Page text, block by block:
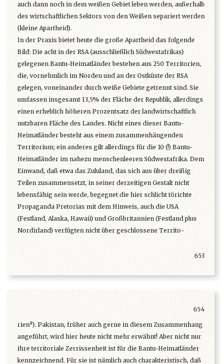
auch dann noch in dem weißen Gebiet leben werden, außerhalb
des wirtschaftlichen Sektors von den Weißen separiert werden
(kleine Apartheid).
In der Praxis bietet heute die große Apartheid das folgende
Bild: Die acht in der RSA (ausschließlich Südwestafrikas)
gelegenen Bantu-Heimatländer bestehen aus 250 Territorien,
die, vornehmlich im Norden und an der Ostküste der RSA
gelegen, voneinander durch weiße Gebiete getrennt sind. Sie
umfassen insgesamt 13,5% der Fläche der Republik, allerdings
einen erheblich höheren Prozentsatz der landwirtschaftlich
nutzbaren Fläche des Landes. Nicht eines dieser Bantu-
Heimatländer besteht aus einem zusammenhängenden
Territorium; ein anderes gilt allerdings für die 10 (!) Bantu-
Heimatländer im nahezu menschenleeren Südwestafrika. Dem
Einwand, daß etwa das Zululand, das sich aus über dreißig
Teilen zusammensetzt, in seiner derzeitigen Gestalt nicht
lebensfähig sein werde, begegnet die hier schlicht törichte
Propaganda Pretorias mit dem Hinweis, auch die USA
(Festland, Alaska, Hawaii) und Großbritannien (Festland plus
Nordirland) verfügten nicht über geschlossene Territo-
653
654
rien8). Pakistan, früher auch gerne in diesem Zusammenhang
angeführt, wird hier heute nicht mehr erwähnt! Aber nicht nur
ihre territoriale Zerrissenheit ist für die Bantu-Heimatländer
kennzeichnend. Für sie ist nämlich auch charakteristisch, daß